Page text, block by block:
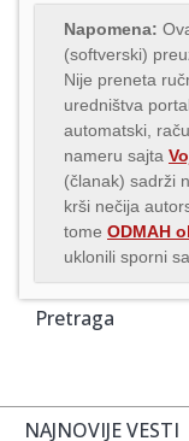
Napomena:
(softverski)
Nije preneta
uredništva
automatski,
nameru sajta
(članak) sadrži
krši nečija
tome ODMAH
uklonili sporni
Pretraga
NAJNOVIJE VESTI